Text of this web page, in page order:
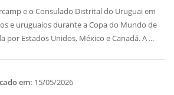
e o Consulado Distrital do Uruguai em
e uruguaios durante a Copa do Mundo de
por Estados Unidos, México e Canadá. A ...
em: 15/05/2026